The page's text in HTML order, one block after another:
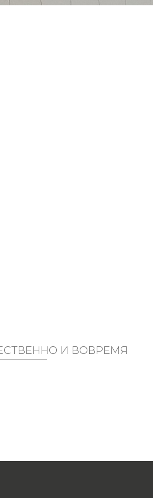
И ВОВРЕМЯ